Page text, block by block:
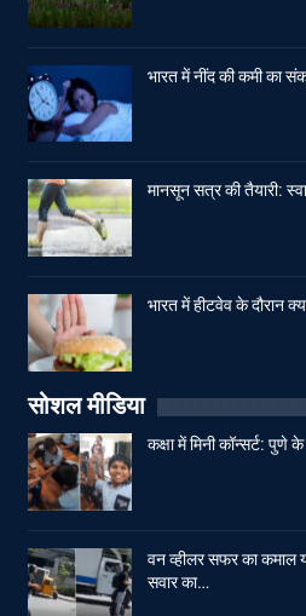
भारत में नींद की कमी का
मानसून सत्र की तैयारी:
भारत में हीटवेव के दौरान
सोशल मीडिया
कक्षा में मिनी कॉन्सर्ट: पुणे
वन व्हीलर सफर का
सवार का…